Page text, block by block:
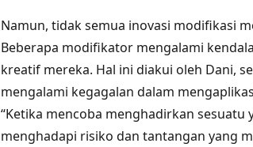
Namun, tidak semua inovasi modifikasi
Beberapa modifikator mengalami
kreatif mereka. Hal ini diakui oleh Dani,
mengalami kegagalan dalam
“Ketika mencoba menghadirkan sesuatu
menghadapi risiko dan tantangan yang